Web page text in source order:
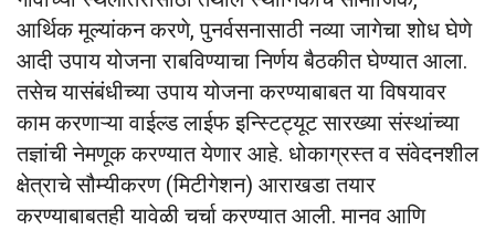
आर्थिक मूल्यांकन करणे, पुनर्वसनासाठी नव्या जागेचा शोध घेणे
आदी उपाय योजना राबविण्याचा निर्णय बैठकीत घेण्यात आला.
तसेच यासंबंधीच्या उपाय योजना करण्याबाबत या विषयावर
काम करणाऱ्या वाईल्ड लाईफ इन्स्टिट्यूट सारख्या संस्थांच्या
तज्ञांची नेमणूक करण्यात येणार आहे. धोकाग्रस्त व संवेदनशील
क्षेत्राचे सौम्यीकरण (मिटीगेशन) आराखडा तयार
करण्याबाबतही यावेळी चर्चा करण्यात आली. मानव आणि